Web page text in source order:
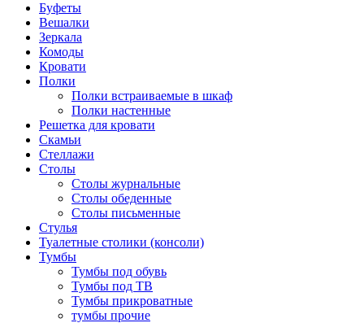
Буфеты
Вешалки
Зеркала
Комоды
Кровати
Полки
Полки встраиваемые в шкаф
Полки настенные
Решетка для кровати
Скамьи
Стеллажи
Столы
Столы журнальные
Столы обеденные
Столы письменные
Стулья
Туалетные столики (консоли)
Тумбы
Тумбы под обувь
Тумбы под ТВ
Тумбы прикроватные
тумбы прочие